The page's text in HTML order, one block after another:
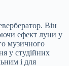
Він
ефект луни у
музичного
у студійних
і для